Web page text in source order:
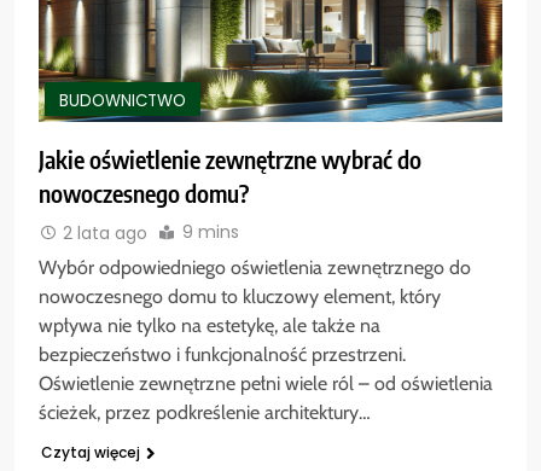
BUDOWNICTWO
Jakie oświetlenie zewnętrzne wybrać do
nowoczesnego domu?
2 lata ago 9 mins
Wybór odpowiedniego oświetlenia zewnętrznego do
nowoczesnego domu to kluczowy element, który
wpływa nie tylko na estetykę, ale także na
bezpieczeństwo i funkcjonalność przestrzeni.
Oświetlenie zewnętrzne pełni wiele ról – od oświetlenia
ścieżek, przez podkreślenie architektury…
Czytaj więcej